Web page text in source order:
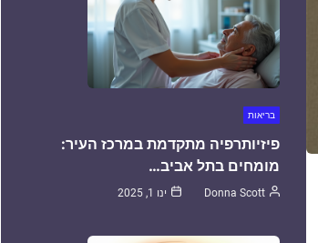
בריאות
פיזיותרפיה מתקדמת במרכז העיר:
מומחים בתל אביב…
Donna Scott ינו 1, 2025